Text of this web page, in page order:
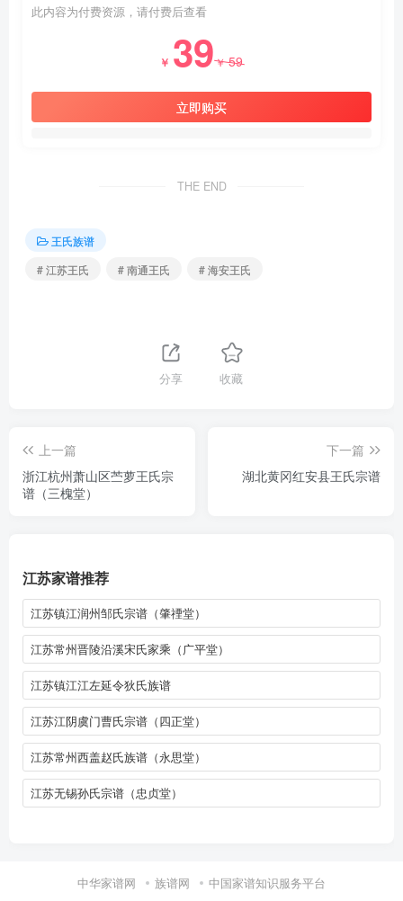
此内容为付费资源，请付费后查看
￥ 39￥59
立即购买
THE END
王氏族谱
# 江苏王氏
# 南通王氏 # 海安王氏
分享 收藏
上一篇
浙江杭州萧山区苎萝王氏宗
谱（三槐堂）
下一篇
湖北黄冈红安县王氏宗谱
江苏家谱推荐
江苏镇江润州邹氏宗谱（肇禋堂）
江苏常州晋陵沿溪宋氏家乘（广平堂）
江苏镇江江左延令狄氏族谱
江苏江阴虞门曹氏宗谱（四正堂）
江苏常州西盖赵氏族谱（永思堂）
江苏无锡孙氏宗谱（忠贞堂）
中华家谱网 族谱网 中国家谱知识服务平台